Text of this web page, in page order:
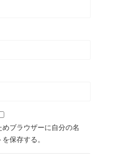
ブラウザーに自分の名
保存する。